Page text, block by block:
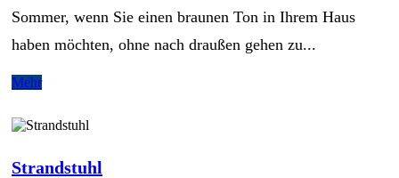
Sommer, wenn Sie einen braunen Ton in Ihrem Haus
haben möchten, ohne nach draußen gehen zu...
Mehr
Strandstuhl